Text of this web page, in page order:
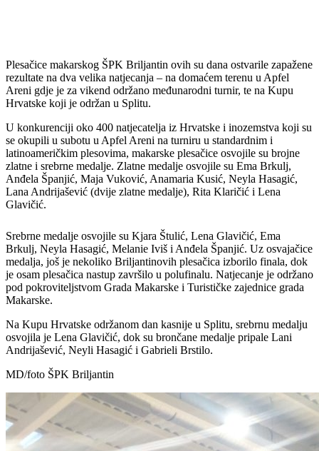
Plesačice makarskog ŠPK Briljantin ovih su dana ostvarile zapažene
rezultate na dva velika natjecanja – na domaćem terenu u Apfel
Areni gdje je za vikend održano međunarodni turnir, te na Kupu
Hrvatske koji je održan u Splitu.
U konkurenciji oko 400 natjecatelja iz Hrvatske i inozemstva koji su
se okupili u subotu u Apfel Areni na turniru u standardnim i
latinoameričkim plesovima, makarske plesačice osvojile su brojne
zlatne i srebrne medalje. Zlatne medalje osvojile su Ema Brkulj,
Anđela Španjić, Maja Vuković, Anamaria Kusić, Neyla Hasagić,
Lana Andrijašević (dvije zlatne medalje), Rita Klaričić i Lena
Glavičić.
Srebrne medalje osvojile su Kjara Štulić, Lena Glavičić, Ema
Brkulj, Neyla Hasagić, Melanie Iviš i Anđela Španjić. Uz osvajačice
medalja, još je nekoliko Briljantinovih plesačica izborilo finala, dok
je osam plesačica nastup završilo u polufinalu. Natjecanje je održano
pod pokroviteljstvom Grada Makarske i Turističke zajednice grada
Makarske.
Na Kupu Hrvatske održanom dan kasnije u Splitu, srebrnu medalju
osvojila je Lena Glavičić, dok su brončane medalje pripale Lani
Andrijašević, Neyli Hasagić i Gabrieli Brstilo.
MD/foto ŠPK Briljantin